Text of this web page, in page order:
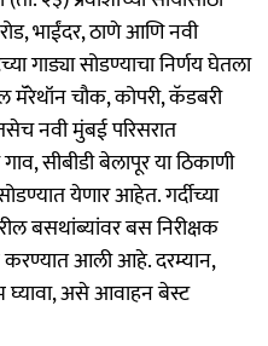
भाईंदर, ठाणे आणि नवी
गाड्या सोडण्याचा निर्णय घेतला
मॅरेथॉन चौक, कोपरी, कॅडबरी
नवी मुंबई परिसरात
सीबीडी बेलापूर या ठिकाणी
येणार आहेत. गर्दीच्या
बसथांब्यांवर बस निरीक्षक
आली आहे. दरम्यान,
घ्यावा, असे आवाहन बेस्ट